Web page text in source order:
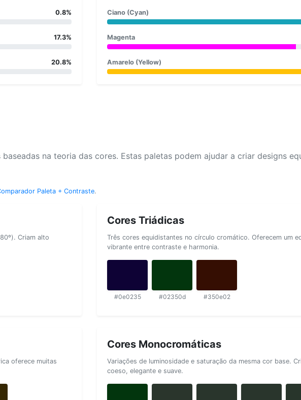
0.8%
17.3%
20.8%
Ciano (Cyan)
Magenta
Amarelo (Yellow)
na teoria das cores. Estas paletas podem ajudar a criar designs
Paleta + Contraste.
Criam alto
Cores Triádicas
Três cores equidistantes no círculo cromático. Oferecem um
vibrante entre contraste e harmonia.
#0e0235 #02350d #350e02
oferece muitas
Cores Monocromáticas
Variações de luminosidade e saturação da mesma cor base.
coeso, elegante e suave.